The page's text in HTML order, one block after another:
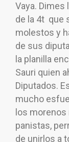
Vaya.
de la 4t que
molestos y
de sus
la planilla
Sauri quien
Diputados.
mucho
los
panistas,
de unirlos a